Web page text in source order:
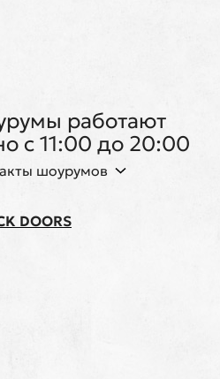
работают
с 11:00 до 20:00
шоурумов
DOORS